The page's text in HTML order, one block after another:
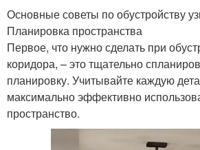
Основные советы по обустройству
Планировка пространства
Первое, что нужно сделать при
коридора, – это тщательно
планировку. Учитывайте каждую
максимально эффективно
пространство.